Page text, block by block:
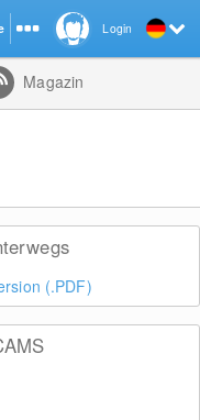
Magazin
(.PDF)
Login